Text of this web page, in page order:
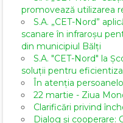
promovează utilizarea
S.A. „CET-Nord”
scanare în infraroșu
din municipiul Bălți
S.A. "CET-Nord" la
soluții pentru
În atenția
22 martie - Ziua
Clarificări privind
Dialog și cooperare: